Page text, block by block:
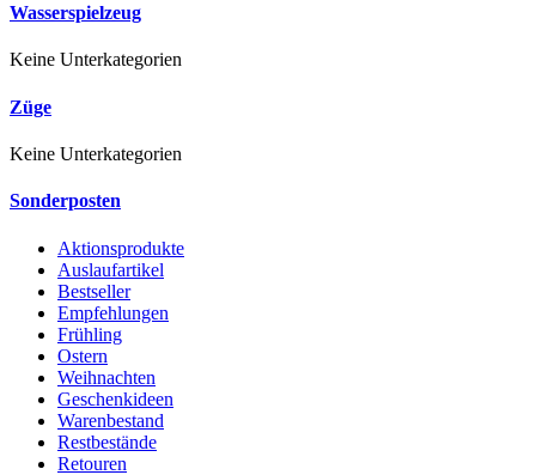
Wasserspielzeug
Keine Unterkategorien
Züge
Keine Unterkategorien
Sonderposten
Aktionsprodukte
Auslaufartikel
Bestseller
Empfehlungen
Frühling
Ostern
Weihnachten
Geschenkideen
Warenbestand
Restbestände
Retouren